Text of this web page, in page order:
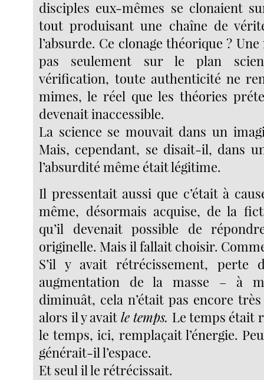
disciples eux-mêmes se clonaient
tout produisant une chaîne de
l’absurde. Ce clonage théorique ?
pas seulement sur le plan
vérification, toute authenticité ne
mimes, le réel que les théories
devenait inaccessible.
La science se mouvait dans un
Mais, cependant, se disait-il, dans
l’absurdité même était légitime.
Il pressentait aussi que c’était à
même, désormais acquise, de la
qu’il devenait possible de
originelle. Mais il fallait choisir.
S’il y avait rétrécissement, perte
augmentation de la masse – à
diminuât, cela n’était pas encore
alors il y avait le temps. Le temps était
le temps, ici, remplaçait l’énergie.
générait-il l’espace.
Et seul il le rétrécissait.